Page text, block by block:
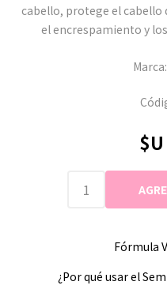
cabello, protege el cabello
el encrespamiento y
Marca:
Fórmula
¿Por qué usar el